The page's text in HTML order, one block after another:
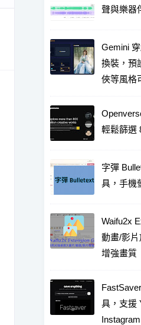
聲與樂器
Gemini
換裝，預
俠等風格
輕鬆篩選
字彈
具，手機
Waifu2x
動畫/影
增強畫質
具，支援